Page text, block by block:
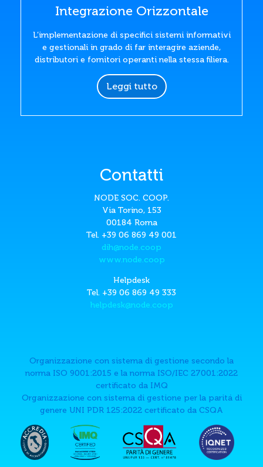
Integrazione Orizzontale
L’implementazione di specifici sistemi informativi
e gestionali in grado di far interagire aziende,
distributori e fornitori operanti nella stessa filiera.
Leggi tutto
Contatti
NODE SOC. COOP.
Via Torino, 153
00184 Roma
Tel. +39 06 869 49 001
dih@node.coop
www.node.coop
Helpdesk
Tel. +39 06 869 49 333
helpdesk@node.coop
Organizzazione con sistema di gestione secondo la
norma ISO 9001:2015 e la norma ISO/IEC 27001:2022
certificato da IMQ
Organizzazione con sistema di gestione per la paritá di
genere UNI PDR 125:2022 certificato da CSQA